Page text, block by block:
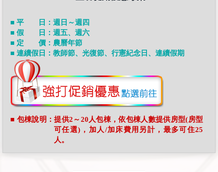
■ 平 日：週日～週四
■ 假 日：週五、週六
■ 定 價：農曆年節
■ 連續假日：教師節、光復節、行憲紀念日、連續假期
■ 包棟說明：提供2～20人包棟，依包棟人數提供房型(房型
可任選)，加人/加床費用另計，最多可住25
人。